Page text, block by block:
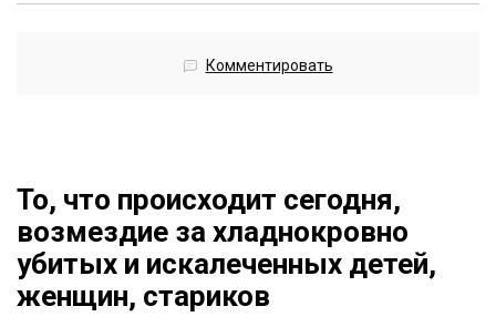
Комментировать
То, что происходит сегодня,
возмездие за хладнокровно
убитых и искалеченных детей,
женщин, стариков